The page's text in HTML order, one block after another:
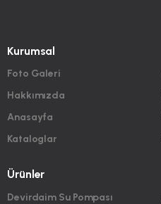
Kurumsal
Foto Galeri
Hakkımızda
Anasayfa
Kataloglar
Ürünler
Devirdaim Su Pompası